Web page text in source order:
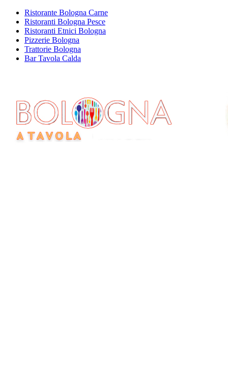
Ristorante Bologna Carne
Ristoranti Bologna Pesce
Ristoranti Etnici Bologna
Pizzerie Bologna
Trattorie Bologna
Bar Tavola Calda